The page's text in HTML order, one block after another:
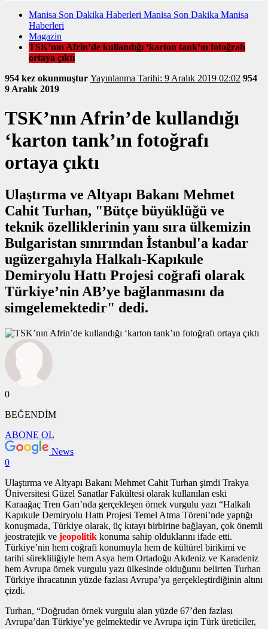
Manisa Son Dakika Haberleri Manisa Son Dakika Manisa
Haberleri
Magazin
TSK’nın Afrin’de kullandığı ‘karton tank’ın fotoğrafı
ortaya çıktı
954 kez okunmuştur Yayınlanma Tarihi: 9 Aralık 2019 02:02 954
9 Aralık 2019
TSK’nın Afrin’de kullandığı
‘karton tank’ın fotoğrafı
ortaya çıktı
Ulaştırma ve Altyapı Bakanı Mehmet
Cahit Turhan, "Bütçe büyüklüğü ve
teknik özelliklerinin yanı sıra ülkemizin
Bulgaristan sınırından İstanbul'a kadar
ugüzergahıyla Halkalı-Kapıkule
Demiryolu Hattı Projesi coğrafi olarak
Türkiye’nin AB’ye bağlanmasını da
simgelemektedir" dedi.
0
BEĞENDİM
ABONE OL
News
0
Ulaştırma ve Altyapı Bakanı Mehmet Cahit Turhan şimdi Trakya
Üniversitesi Güzel Sanatlar Fakültesi olarak kullanılan eski
Karaağaç Tren Garı’nda gerçekleşen örnek vurgulu yazı “Halkalı
Kapıkule Demiryolu Hattı Projesi Temel Atma Töreni’nde yaptığı
konuşmada, Türkiye olarak, üç kıtayı birbirine bağlayan, çok önemli
jeostratejik ve jeopolitik konuma sahip olduklarını ifade etti.
Türkiye’nin hem coğrafi konumuyla hem de kültürel birikimi ve
tarihi sürekliliğiyle hem Asya hem Ortadoğu Akdeniz ve Karadeniz
hem Avrupa örnek vurgulu yazı ülkesinde olduğunu belirten Turhan
Türkiye ihracatının yüzde fazlası Avrupa’ya gerçekleştirdiğinin altını
çizdi.
Turhan, “Doğrudan örnek vurgulu alan yüzde 67’den fazlası
Avrupa’dan Türkiye’ye gelmektedir ve Avrupa için Türk üreticiler,